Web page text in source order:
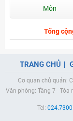
Môn
Tổng
TRANG CHỦ
Cơ quan chủ quản:
Văn phòng: Tầng 7 -
Tel: